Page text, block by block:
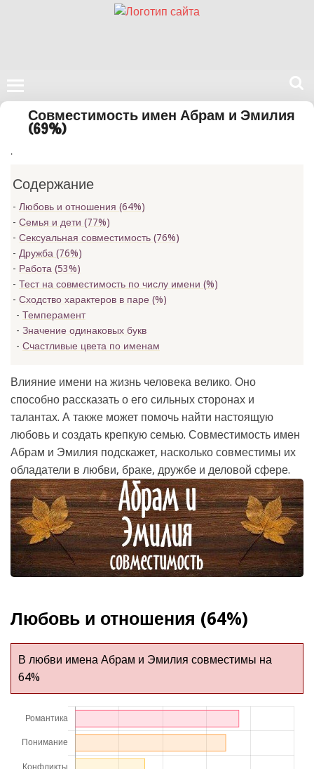
Поиск
сайте
Совместимость имен Абрам и Эмилия
(69%)
.
Содержание
Любовь и отношения (64%)
Семья и дети (77%)
Сексуальная совместимость (76%)
Дружба (76%)
Работа (53%)
Тест на совместимость по числу имени (%)
Сходство характеров в паре (%)
Темперамент
Значение одинаковых букв
Счастливые цвета по именам
Влияние имени на жизнь человека велико. Оно
способно рассказать о его сильных сторонах и
талантах. А также может помочь найти настоящую
любовь и создать крепкую семью. Совместимость имен
Абрам и Эмилия подскажет, насколько совместимы их
обладатели в любви, браке, дружбе и деловой сфере.
Любовь и отношения (64%)
В любви имена Абрам и Эмилия совместимы на
64%